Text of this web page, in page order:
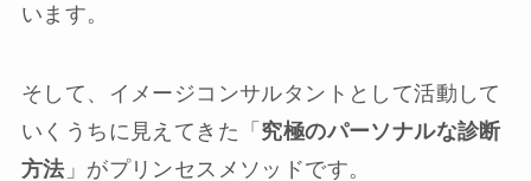
います。
そして、イメージコンサルタントとして活動して
いくうちに見えてきた「 究極のパーソナルな診断
方法」がプリンセスメソッドです。